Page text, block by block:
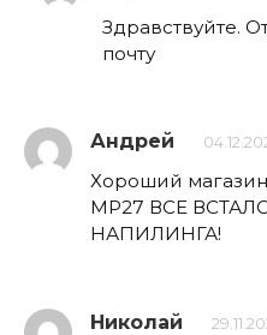
Здравствуйте.
почту
Андрей
Хороший магазин
МР27 ВСЕ
НАПИЛИНГА!
Николай